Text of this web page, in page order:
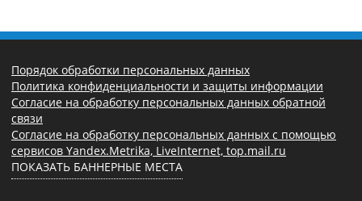
Порядок обработки персональных данных
Политика конфиденциальности и защиты информации
Согласие на обработку персональных данных обратной
связи
Согласие на обработку персональных данных с помощью
сервисов Yandex.Metrika, LiveInternet, top.mail.ru
ПОКАЗАТЬ БАННЕРНЫЕ МЕСТА